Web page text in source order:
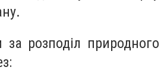
розподіл природного